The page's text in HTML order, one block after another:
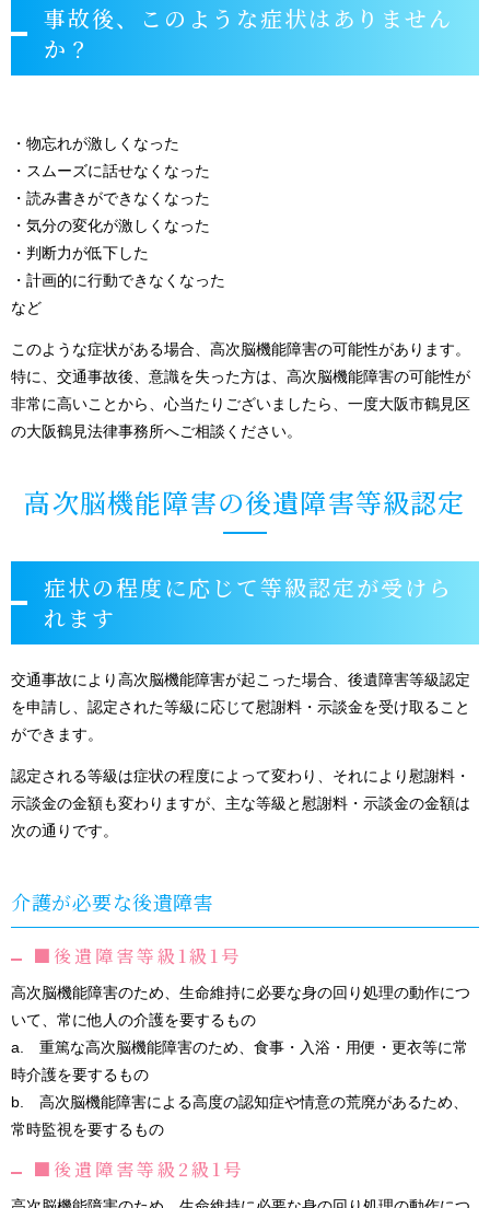
事故後、このような症状はありません
か？
・物忘れが激しくなった
・スムーズに話せなくなった
・読み書きができなくなった
・気分の変化が激しくなった
・判断力が低下した
・計画的に行動できなくなった
など
このような症状がある場合、高次脳機能障害の可能性があります。
特に、交通事故後、意識を失った方は、高次脳機能障害の可能性が
非常に高いことから、心当たりございましたら、一度大阪市鶴見区
の大阪鶴見法律事務所へご相談ください。
高次脳機能障害の後遺障害等級認定
症状の程度に応じて等級認定が受けら
れます
交通事故により高次脳機能障害が起こった場合、後遺障害等級認定
を申請し、認定された等級に応じて慰謝料・示談金を受け取ること
ができます。
認定される等級は症状の程度によって変わり、それにより慰謝料・
示談金の金額も変わりますが、主な等級と慰謝料・示談金の金額は
次の通りです。
介護が必要な後遺障害
■後遺障害等級1級1号
高次脳機能障害のため、生命維持に必要な身の回り処理の動作につ
いて、常に他人の介護を要するもの
a. 重篤な高次脳機能障害のため、食事・入浴・用便・更衣等に常
時介護を要するもの
b. 高次脳機能障害による高度の認知症や情意の荒廃があるため、
常時監視を要するもの
■後遺障害等級2級1号